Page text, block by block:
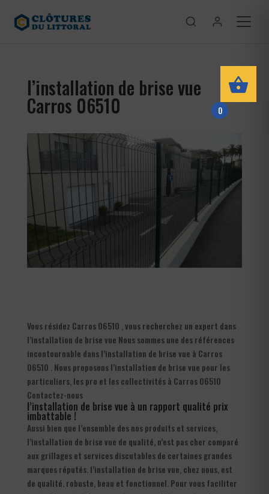
l’installation de brise vue
Carros 06510
Vous résidez Carros 06510 , vous recherchez un expert dans
l’installation de brise vue Nous sommes une des références
incontournable dans l’installation de brise vue à Carros
06510 . Nous proposons l’installation de brise vue pour les
particuliers, les pro et les collectivités à Carros 06510
Contactez-nous
l’installation de brise vue à un rapport qualité prix
imbattable !
Aussi bien que l’ensemble des nos produits et services,
l’installation de brise vue de qualité, n’est pas cher comparé
aux grillages et services discutables de certaines grandes
marques réputés. l’installation de brise vue, chez nous, est
de qualité. robuste, beau et fonctionnel. Pour vous faciliter
0